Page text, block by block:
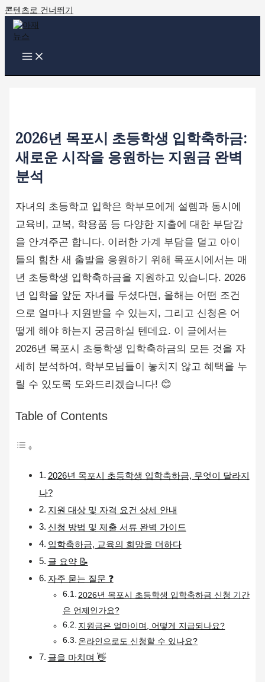
콘텐츠로 건너뛰기
2026년 목포시 초등학생 입학축하금:
새로운 시작을 응원하는 지원금 완벽
분석
자녀의 초등학교 입학은 학부모에게 설렘과 동시에
교육비, 교복, 학용품 등 다양한 지출에 대한 부담감
을 안겨주곤 합니다. 이러한 가계 부담을 덜고 아이
들의 힘찬 새 출발을 응원하기 위해 목포시에서는 매
년 초등학생 입학축하금을 지원하고 있습니다. 2026
년 입학을 앞둔 자녀를 두셨다면, 올해는 어떤 조건
으로 얼마나 지원받을 수 있는지, 그리고 신청은 어
떻게 해야 하는지 궁금하실 텐데요. 이 글에서는
2026년 목포시 초등학생 입학축하금의 모든 것을 자
세히 분석하여, 학부모님들이 놓치지 않고 혜택을 누
릴 수 있도록 도와드리겠습니다! 😊
Table of Contents
2026년 목포시 초등학생 입학축하금, 무엇이 달라지
나?
지원 대상 및 자격 요건 상세 안내
신청 방법 및 제출 서류 완벽 가이드
입학축하금, 교육의 희망을 더하다
글 요약 📝
자주 묻는 질문 ❓
2026년 목포시 초등학생 입학축하금 신청 기간
은 언제인가요?
지원금은 얼마이며, 어떻게 지급되나요?
온라인으로도 신청할 수 있나요?
글을 마치며 👋